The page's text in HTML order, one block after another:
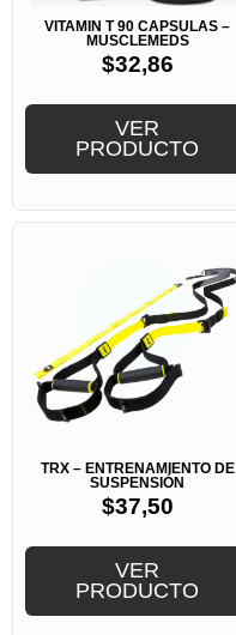
VITAMIN T 90 CAPSULAS –
MUSCLEMEDS
$32,86
VER
PRODUCTO
TRX – ENTRENAMIENTO DE
SUSPENSIÓN
$37,50
VER
PRODUCTO